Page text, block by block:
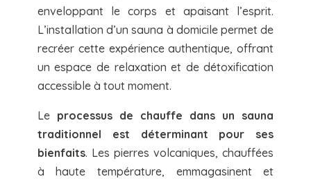
enveloppant le corps et apaisant l’esprit.
L’installation d’un sauna à domicile permet de
recréer cette expérience authentique, offrant
un espace de relaxation et de détoxification
accessible à tout moment.
Le processus de chauffe dans un sauna
traditionnel est déterminant pour ses
bienfaits. Les pierres volcaniques, chauffées
à haute température, emmagasinent et